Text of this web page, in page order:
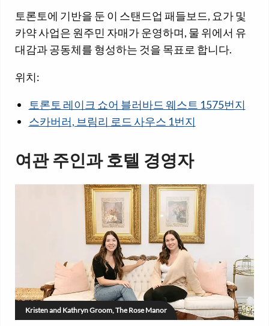
토론토에 기반을 둔 이 스탠드업 패들보드, 요가 및
카약 사업은 원주민 자매가 운영하며, 물 위에서 유
대감과 공동체를 형성하는 것을 목표로 합니다.
위치:
토론토 레이크 쇼어 블러바드 웨스트 1575번지
스카버러, 브림리 로드 사우스 1번지
여관 주인과 호텔 경영자
Kristen and Kathryn Groom, The Rose Manor